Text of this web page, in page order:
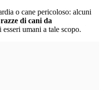
o cane pericoloso: alcuni
razze di cani da
umani a tale scopo.